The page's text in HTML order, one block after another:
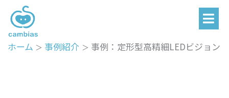
メ
ニ
ュ
ー
ホーム 事例紹介 事例：定形型高精細LEDビジョン